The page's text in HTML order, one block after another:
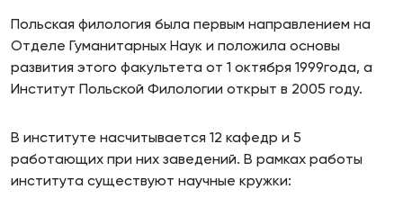
Польская филология была первым направлением на
Отделе Гуманитарных Наук и положила основы
развития этого факультета от 1 октября 1999года, а
Институт Польской Филологии открыт в 2005 году.
В институте насчитывается 12 кафедр и 5
работающих при них заведений. В рамках работы
института существуют научные кружки: